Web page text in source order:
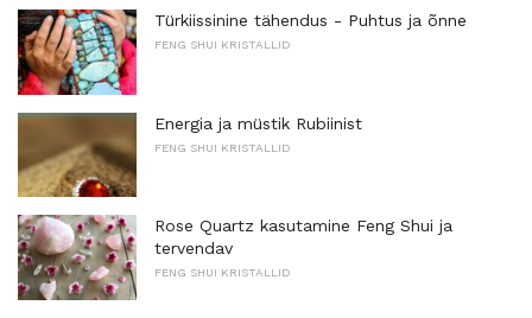
Türkiissinine tähendus - Puhtus ja õnne
FENG SHUI KRISTALLID
Energia ja müstik Rubiinist
FENG SHUI KRISTALLID
Rose Quartz kasutamine Feng Shui ja
tervendav
FENG SHUI KRISTALLID